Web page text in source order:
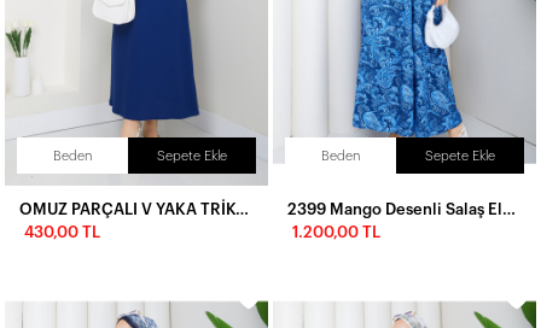
Beden Sepete Ekle
430,00 TL
Beden Sepete Ekle
1.200,00 TL